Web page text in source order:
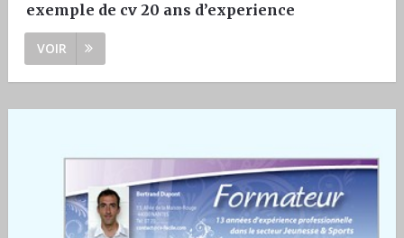
exemple de cv 20 ans d’experience
VOIR